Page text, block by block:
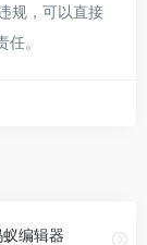
规，可以直接
。
编辑器